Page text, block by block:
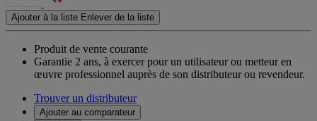
Ajouter à la liste Enlever de la liste
Produit de vente courante
Garantie 2 ans, à exercer pour un utilisateur ou metteur en
œuvre professionnel auprès de son distributeur ou revendeur.
Trouver un distributeur
Ajouter au comparateur